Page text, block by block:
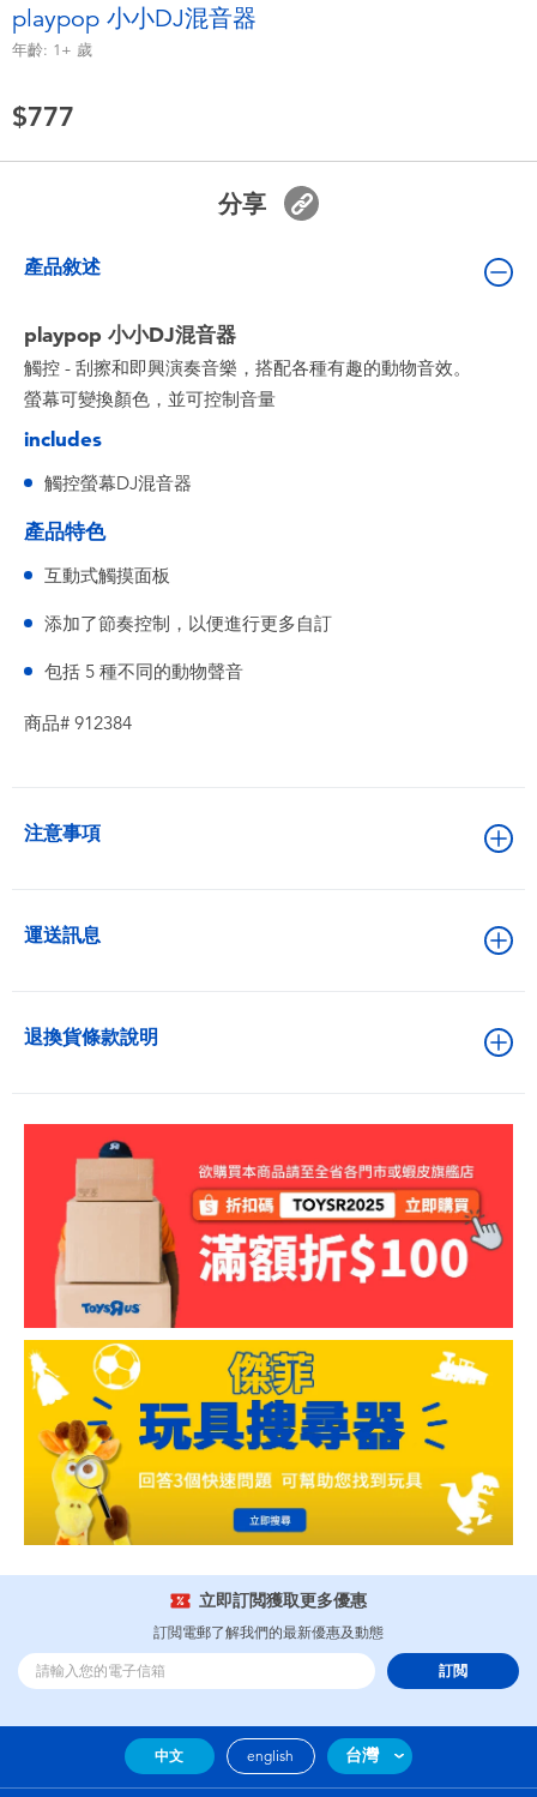
電池
任天堂 Switch
盲盒
角色收藏
生活雜貨
playpop 小小DJ混音器
年齡: 1+ 歲
$777
分享
產品敘述
playpop 小小DJ混音器
觸控 - 刮擦和即興演奏音樂，搭配各種有趣的動物音效。
螢幕可變換顏色，並可控制音量
includes
觸控螢幕DJ混音器
產品特色
互動式觸摸面板
添加了節奏控制，以便進行更多自訂
包括 5 種不同的動物聲音
商品# 912384
注意事項
運送訊息
退換貨條款說明
立即訂閲獲取更多優惠
訂閲電郵了解我們的最新優惠及動態
訂閲
中文 english 台灣